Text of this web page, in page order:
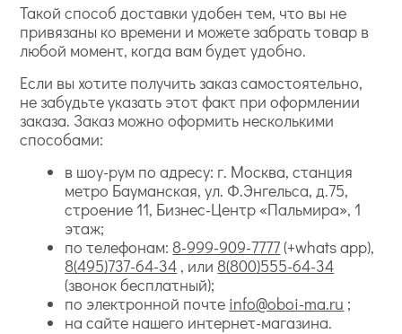
Такой способ доставки удобен тем, что вы не
привязаны ко времени и можете забрать товар в
любой момент, когда вам будет удобно.
Если вы хотите получить заказ самостоятельно,
не забудьте указать этот факт при оформлении
заказа. Заказ можно оформить несколькими
способами:
в шоу-рум по адресу: г. Москва, станция
метро Бауманская, ул. Ф.Энгельса, д.75,
строение 11, Бизнес-Центр «Пальмира», 1
этаж;
по телефонам: 8-999-909-7777(+whats app),
8(495)737-64-34 , или 8(800)555-64-34
(звонок бесплатный);
по электронной почте info@oboi-ma.ru ;
на сайте нашего интернет-магазина.